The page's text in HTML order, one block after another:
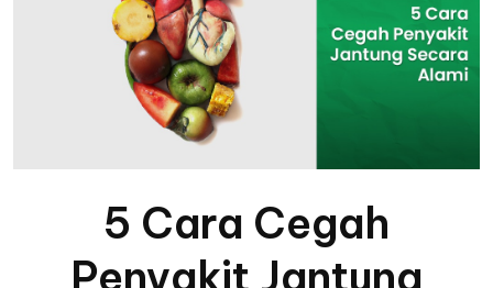
5 Cara Cegah
Penyakit Jantung